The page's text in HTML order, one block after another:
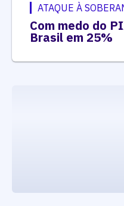
ATAQUE À
Com medo do
Brasil em 25%